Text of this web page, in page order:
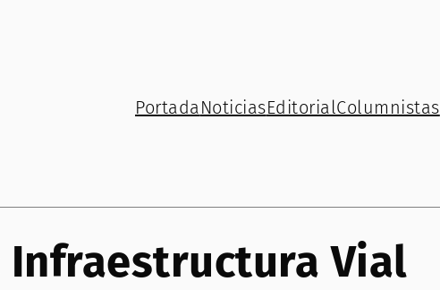
Portada NoticiasEditorialColumnistas
Infraestructura Vial